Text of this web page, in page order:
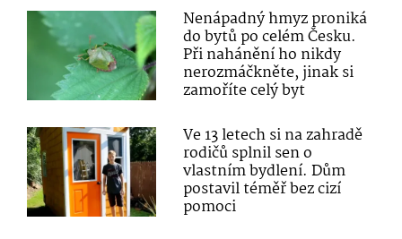
Nenápadný hmyz proniká
do bytů po celém Česku.
Při nahánění ho nikdy
nerozmáčkněte, jinak si
zamoříte celý byt
Ve 13 letech si na zahradě
rodičů splnil sen o
vlastním bydlení. Dům
postavil téměř bez cizí
pomoci